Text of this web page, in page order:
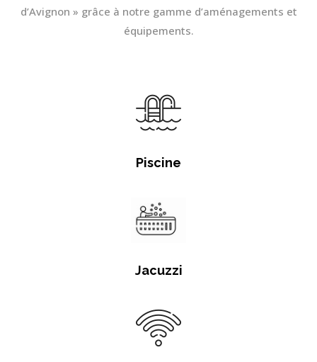
d’Avignon » grâce à notre gamme d’aménagements et
équipements.
Piscine
Jacuzzi